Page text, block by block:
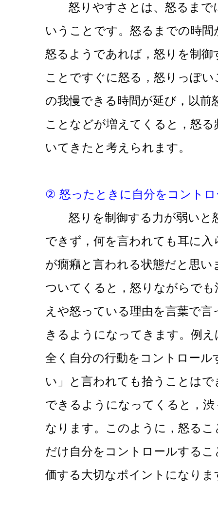
怒りやすさとは、怒るまで
いうことです。怒るまでの時
怒るようであれば，怒りを制
ことですぐに怒る，怒りっぽ
の我慢できる時間が延び，以
ことなどが増えてくると，怒
いてきたと考えられます。
② 怒ったときに自分をコント
怒りを制御する力が弱いと
できず，何を言われても耳に
が癇癪と言われる状態だと思
ついてくると，怒りながらで
えや怒っている理由を言葉で
きるようになってきます。例
全く自分の行動をコントロー
い」と言われても拾うことは
できるようになってくると，
なります。このように，怒る
だけ自分をコントロールする
価する大切なポイントになりま